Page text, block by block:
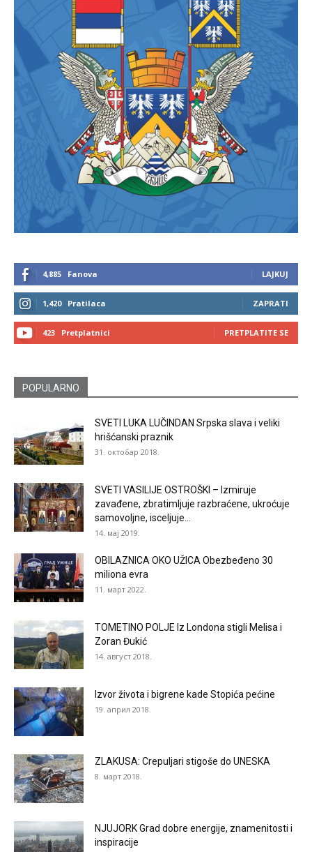
4,885 Fanova LAJKUJ
1,420 Pratilaca ZAPRATI
423 Pretplatnici PRETPLATITE SE
POPULARNO
SVETI LUKA LUČINDAN Srpska slava i veliki
hrišćanski praznik
31. октобар 2018.
SVETI VASILIJE OSTROŠKI – Izmiruje
zavađene, zbratimljuje razbraćene, ukroćuje
samovoljne, isceljuje...
14. мај 2019.
OBILAZNICA OKO UŽICA Obezbeđeno 30
miliona evra
11. март 2022.
TOMETINO POLJE Iz Londona stigli Melisa i
Zoran Đukić
14. август 2018.
Izvor života i bigrene kade Stopića pećine
19. април 2018.
ZLAKUSA: Crepuljari stigoše do UNESKA
8. март 2018.
NJUJORK Grad dobre energije, znamenitosti i
inspiracije